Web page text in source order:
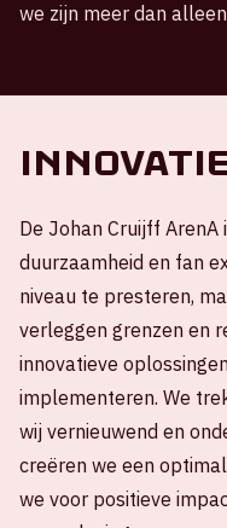
we zijn meer dan
De Johan Cruijff
duurzaamheid en fan
niveau te presteren,
verleggen grenzen en
innovatieve
implementeren. We
wij vernieuwend en
creëren we een
we voor positieve